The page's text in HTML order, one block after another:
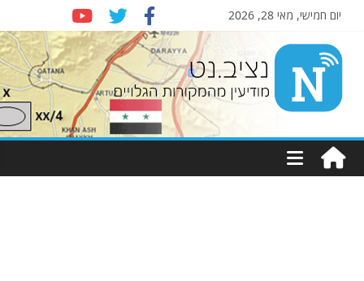
יום חמישי, מאי 28, 2026
Nziv.net
מודיעין
מהמקורות